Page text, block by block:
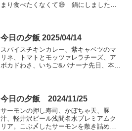
まり食べたくなくて😅 鍋にしました。
ました😙おいしかった〜😋...
今日の夕飯 2025/04/14
スパイスチキンカレー、紫キャベツのマ
リネ、トマトとモッツァレラチーズ、ア
ボカドわさ、いちご&バナーナ先日、本格
ないカレーも作ることに...
今日の夕飯 2024/11/25
サーモンの押し寿司、かぼちゃ天、豚
汁、軽井沢ビール浅間名水プレミアムク
リア。こぶ〆したサーモンを敷き詰めた